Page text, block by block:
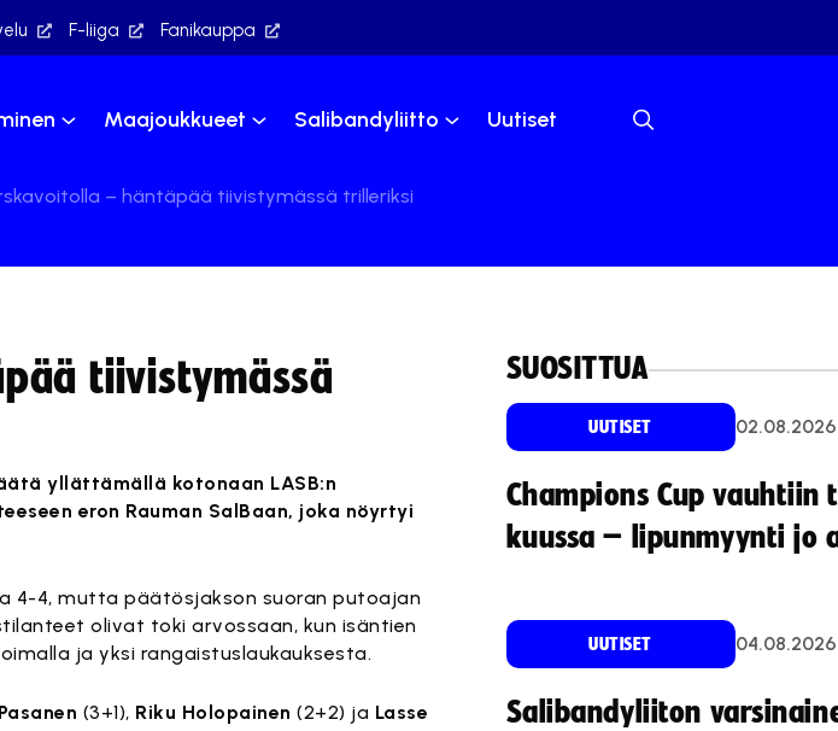
F-liiga Fanikauppa
Maajoukkueet Salibandyliitto Uutiset
– häntäpää tiivistymässä trilleriksi
tiivistymässä
yllättämällä kotonaan LASB:n
eron Rauman SalBaan, joka nöyrtyi
4-4, mutta päätösjakson suoran putoajan
olivat toki arvossaan, kun isäntien
ja yksi rangaistuslaukauksesta.
(3+1), Riku Holopainen (2+2) ja Lasse
SUOSITTUA
UUTISET 02.08.2026
Champions Cup vauhtiin
kuussa – lipunmyynti jo
UUTISET 04.08.2026
Salibandyliiton